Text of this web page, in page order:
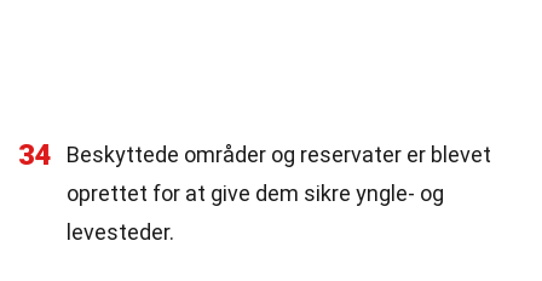
34
Beskyttede områder og reservater er blevet
oprettet for at give dem sikre yngle- og
levesteder.